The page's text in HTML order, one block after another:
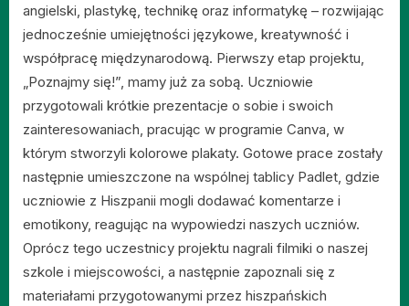
angielski, plastykę, technikę oraz informatykę – rozwijając
jednocześnie umiejętności językowe, kreatywność i
współpracę międzynarodową. Pierwszy etap projektu,
„Poznajmy się!”, mamy już za sobą. Uczniowie
przygotowali krótkie prezentacje o sobie i swoich
zainteresowaniach, pracując w programie Canva, w
którym stworzyli kolorowe plakaty. Gotowe prace zostały
następnie umieszczone na wspólnej tablicy Padlet, gdzie
uczniowie z Hiszpanii mogli dodawać komentarze i
emotikony, reagując na wypowiedzi naszych uczniów.
Oprócz tego uczestnicy projektu nagrali filmiki o naszej
szkole i miejscowości, a następnie zapoznali się z
materiałami przygotowanymi przez hiszpańskich